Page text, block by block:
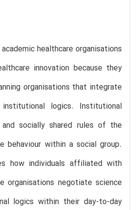
healthcare organisations
innovation because they
organisations that integrate
logics. Institutional
socially shared rules of the
behaviour within a social group.
how individuals affiliated with
organisations negotiate science
logics within their day-to-day